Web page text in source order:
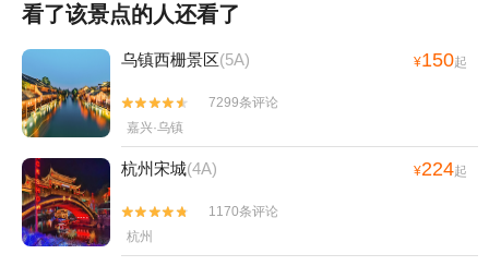
看了该景点的人还看了
乌镇西栅景区(5A) ¥150起


7299条评论
嘉兴·乌镇
杭州宋城(4A) ¥224起


1170条评论
杭州